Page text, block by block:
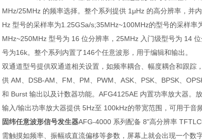
MHz/25MHz 的频率选择。整个系列提供 1μHz 的高分辨率，并
Hz 型号的采样率为1.25GSa/s;35MHz~100MHz的型号的采样
MHz~250MHz 型号为 16 位分辨率，25MHz 入门级型号为 14
号为16k。整个系列内置了146个任意波形，用于编辑和输出。
双通道型号提供双通道相关设置，如频率耦合、幅度耦合和跟
供 AM、DSB-AM、FM、PM、PWM、ASK、PSK、BPSK、
和 Burst 输出以及计数器功能。AFG4125AE 内置功率放大器。
输入/输出功率放大器提供 5Hz至 100kHz的带宽范围，可用于音
固纬任意波形信号发生器AFG-4000 系列配备 8"高分辨率
需触摸如频率、振幅或直流偏移等参数，屏幕上就会出现一个数